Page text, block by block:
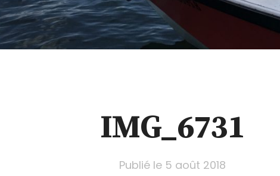
IMG_6731
Publié le 5 août 2018